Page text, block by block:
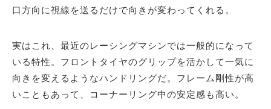
口方向に視線を送るだけで向きが変わってくれる。
実はこれ、最近のレーシングマシンでは一般的になって
いる特性。フロントタイヤのグリップを活かして一気に
向きを変えるようなハンドリングだ。フレーム剛性が高
いこともあって、コーナーリング中の安定感も高い。